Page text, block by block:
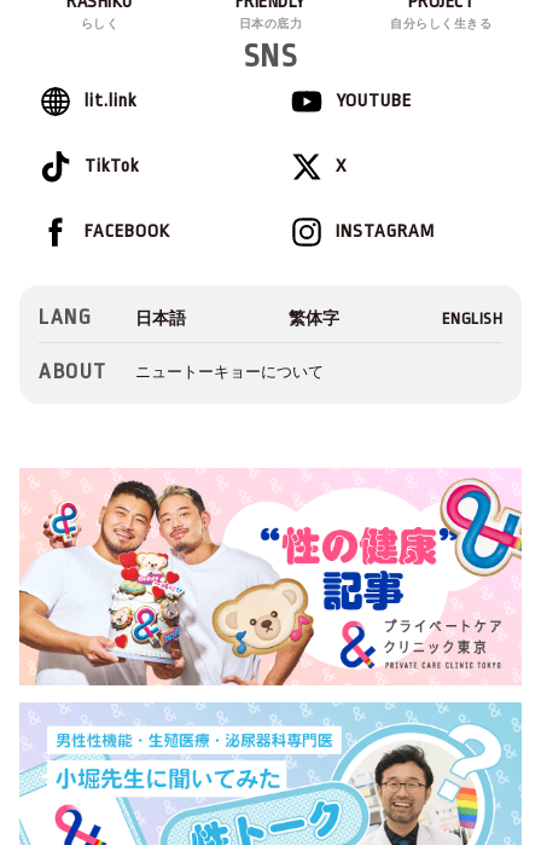
らしく 日本の底力 自分らしく生きる
SNS
lit.link YOUTUBE
TikTok X
INSTAGRAM
FACEBOOK
LANG
ABOUT ニュートーキョーについて